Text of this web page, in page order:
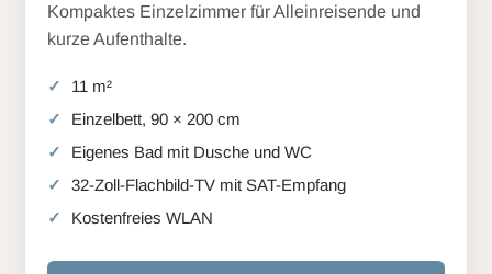
Kompaktes Einzelzimmer für Alleinreisende und
kurze Aufenthalte.
11 m²
Einzelbett, 90 × 200 cm
Eigenes Bad mit Dusche und WC
32-Zoll-Flachbild-TV mit SAT-Empfang
Kostenfreies WLAN